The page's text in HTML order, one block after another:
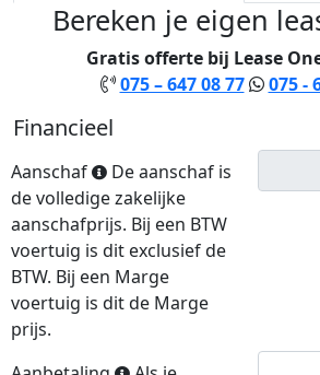
Bereken je eigen
Gratis offerte bij Lease
075 – 647 08 77
075 -
Financieel
Aanschaf
De aanschaf is
de volledige zakelijke
aanschafprijs. Bij een BTW
voertuig is dit exclusief de
BTW. Bij een Marge
voertuig is dit de Marge
prijs.